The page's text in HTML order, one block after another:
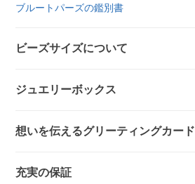
ブルートパーズの鑑別書
ビーズサイズについて
ジュエリーボックス
想いを伝えるグリーティングカード
充実の保証